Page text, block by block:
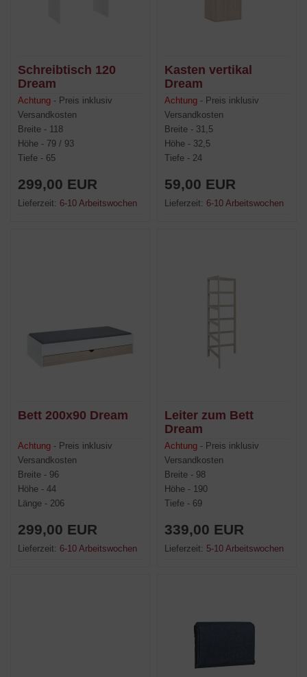
Schreibtisch 120
Dream
Achtung - Preis inklusiv
Versandkosten
Breite - 118
Höhe - 79 / 93
Tiefe - 65
299,00 EUR
Lieferzeit: 6-10 Arbeitswochen
Kasten vertikal
Dream
Achtung - Preis inklusiv
Versandkosten
Breite - 31,5
Höhe - 32,5
Tiefe - 24
59,00 EUR
Lieferzeit: 6-10 Arbeitswochen
Bett 200x90 Dream
Achtung - Preis inklusiv
Versandkosten
Breite - 96
Höhe - 44
Länge - 206
299,00 EUR
Lieferzeit: 6-10 Arbeitswochen
Leiter zum Bett
Dream
Achtung - Preis inklusiv
Versandkosten
Breite - 98
Höhe - 190
Tiefe - 69
339,00 EUR
Lieferzeit: 5-10 Arbeitswochen